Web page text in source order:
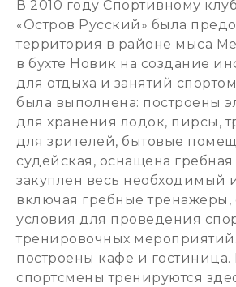
В 2010 году Спортивному
«Остров Русский» была
территория в районе мыса
в бухте Новик на создание
для отдыха и занятий
была выполнена: построены
для хранения лодок, пирсы,
для зрителей, бытовые
судейская, оснащена
закуплен весь необходимый
включая гребные тренажеры,
условия для проведения
тренировочных
построены кафе и
спортсмены тренируются